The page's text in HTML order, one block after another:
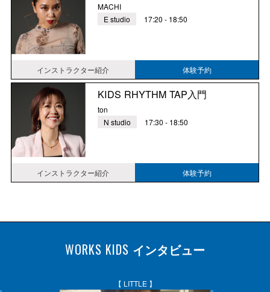
MACHI
E studio
17:20 - 18:50
インストラクター紹介 体験予約
KIDS RHYTHM TAP入門
ton
N studio
17:30 - 18:50
インストラクター紹介 体験予約
WORKS KIDS インタビュー
【 LITTLE 】